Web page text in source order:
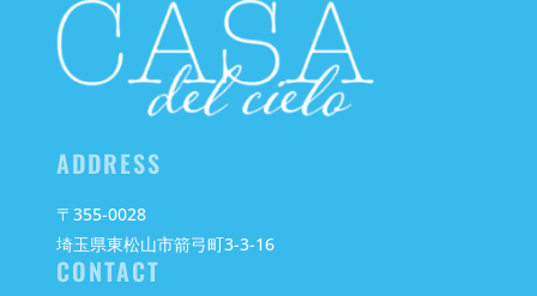
ADDRESS
〒355-0028
埼玉県東松山市箭弓町3-3-16
CONTACT